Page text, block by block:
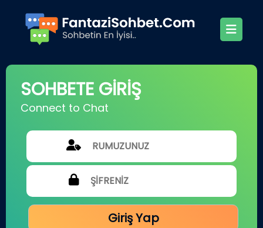
SOHBETE GİRİŞ
Connect to Chat
Giriş Yap